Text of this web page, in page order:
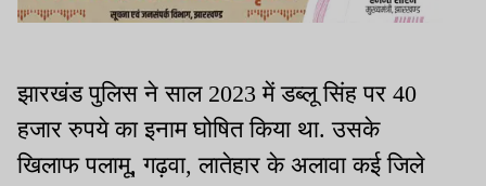
झारखंड पुलिस ने साल 2023 में डब्लू सिंह पर 40
हजार रुपये का इनाम घोषित किया था. उसके
खिलाफ पलामू, गढ़वा, लातेहार के अलावा कई जिले